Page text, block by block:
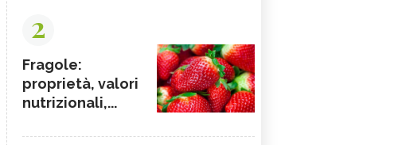
2
Fragole:
proprietà, valori
nutrizionali,...